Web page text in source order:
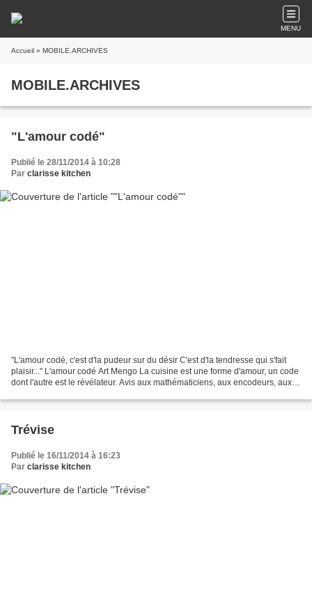
MENU
Accueil » MOBILE.ARCHIVES
MOBILE.ARCHIVES
"L'amour codé"
Publié le 28/11/2014 à 10:28
Par clarisse kitchen
"L'amour codé, c'est d'la pudeur sur du désir C'est d'la tendresse qui s'fait
plaisir..." L'amour codé Art Mengo La cuisine est une forme d'amour, un code
dont l'autre est le révélateur. Avis aux mathématiciens, aux encodeurs, aux
Trévise
Publié le 16/11/2014 à 16:23
Par clarisse kitchen